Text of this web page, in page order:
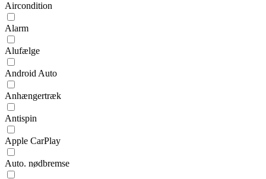
Aircondition
Alarm
Alufælge
Android Auto
Anhængertræk
Antispin
Apple CarPlay
Auto. nødbremse